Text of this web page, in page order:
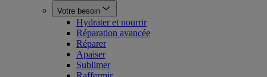
Votre besoin
Hydrater et nourrir
Réparation avancée
Réparer
Apaiser
Sublimer